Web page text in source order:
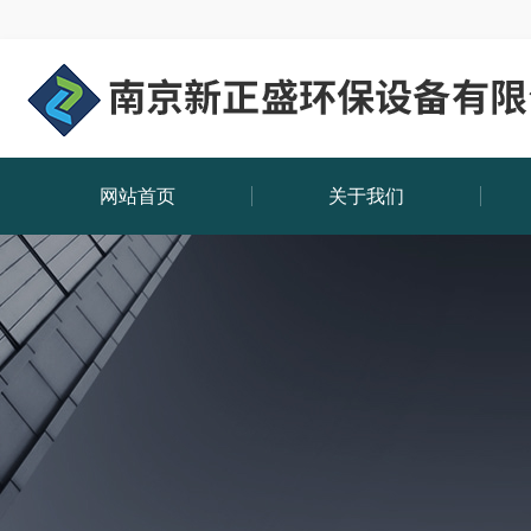
网站首页 关于我们